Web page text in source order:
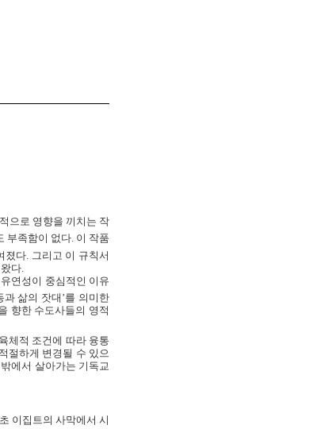
으로 영향을 끼치는 작
부족함이 없다. 이 작품
졌다 그리고 이 규칙서
다
연성이 중심적인 이유
과 삶의 잣대’를 의미한
향한 수도사들의 영적
육체적 조건에 따라 융통
절하게 변경될 수 있으
에서 살아가는 기독교
이집트의 사막에서 시